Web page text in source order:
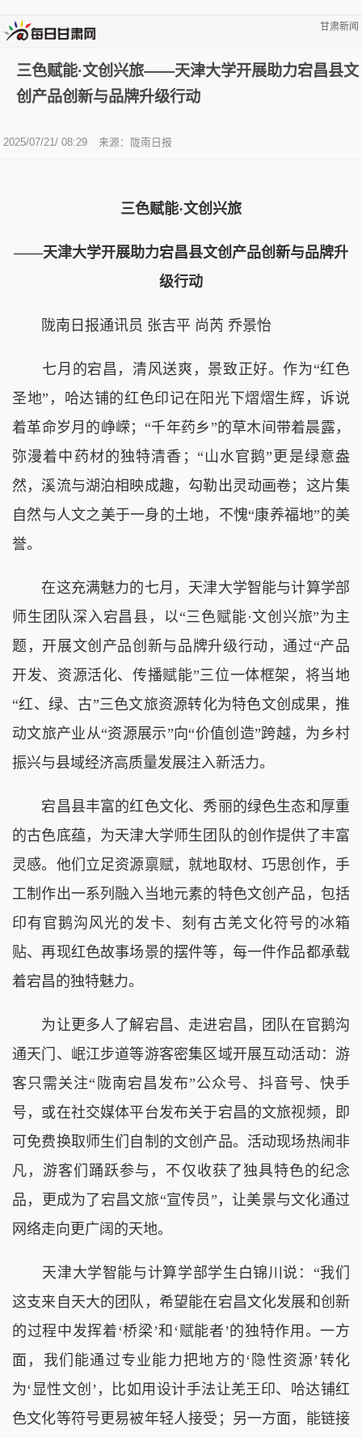
甘肃新闻
三色赋能·文创兴旅——天津大学开展助力宕昌县文
创产品创新与品牌升级行动
2025/07/21/ 08:29 来源：陇南日报
三色赋能·文创兴旅
——天津大学开展助力宕昌县文创产品创新与品牌升
级行动
陇南日报通讯员 张吉平 尚芮 乔景怡
七月的宕昌，清风送爽，景致正好。作为“红色
圣地”，哈达铺的红色印记在阳光下熠熠生辉，诉说
着革命岁月的峥嵘；“千年药乡”的草木间带着晨露，
弥漫着中药材的独特清香；“山水官鹅”更是绿意盎
然，溪流与湖泊相映成趣，勾勒出灵动画卷；这片集
自然与人文之美于一身的土地，不愧“康养福地”的美
誉。
在这充满魅力的七月，天津大学智能与计算学部
师生团队深入宕昌县，以“三色赋能·文创兴旅”为主
题，开展文创产品创新与品牌升级行动，通过“产品
开发、资源活化、传播赋能”三位一体框架，将当地
“红、绿、古”三色文旅资源转化为特色文创成果，推
动文旅产业从“资源展示”向“价值创造”跨越，为乡村
振兴与县域经济高质量发展注入新活力。
宕昌县丰富的红色文化、秀丽的绿色生态和厚重
的古色底蕴，为天津大学师生团队的创作提供了丰富
灵感。他们立足资源禀赋，就地取材、巧思创作，手
工制作出一系列融入当地元素的特色文创产品，包括
印有官鹅沟风光的发卡、刻有古羌文化符号的冰箱
贴、再现红色故事场景的摆件等，每一件作品都承载
着宕昌的独特魅力。
为让更多人了解宕昌、走进宕昌，团队在官鹅沟
通天门、岷江步道等游客密集区域开展互动活动：游
客只需关注“陇南宕昌发布”公众号、抖音号、快手
号，或在社交媒体平台发布关于宕昌的文旅视频，即
可免费换取师生们自制的文创产品。活动现场热闹非
凡，游客们踊跃参与，不仅收获了独具特色的纪念
品，更成为了宕昌文旅“宣传员”，让美景与文化通过
网络走向更广阔的天地。
天津大学智能与计算学部学生白锦川说：“我们
这支来自天大的团队，希望能在宕昌文化发展和创新
的过程中发挥着‘桥梁’和‘赋能者’的独特作用。一方
面，我们能通过专业能力把地方的‘隐性资源’转化
为‘显性文创’，比如用设计手法让羌王印、哈达铺红
色文化等符号更易被年轻人接受；另一方面，能链接